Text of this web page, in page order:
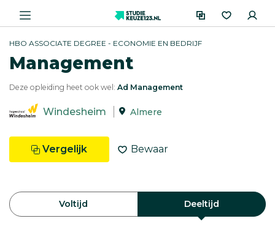
HBO ASSOCIATE DEGREE - ECONOMIE EN BEDRIJF
Management
Deze opleiding heet ook wel: Ad Management
Windesheim Almere
Vergelijk Bewaar
Voltijd Deeltijd